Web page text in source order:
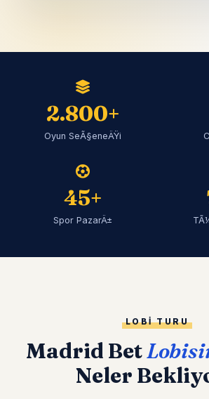
2.800+
Oyun SeÃ§eneÄŸi
45+
Spor PazarÄ±
LOBI TURU
Madrid Bet
Neler